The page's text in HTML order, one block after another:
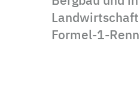
Formel-1-